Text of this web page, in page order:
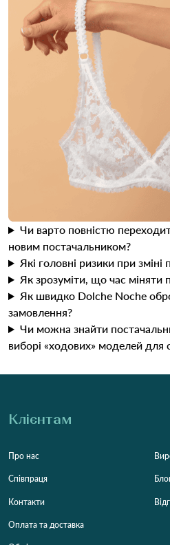
Чи варто повністю
новим постачальником?
Які головні ризики при зміні
Як зрозуміти, що час міняти
Як швидко Dolche Noche
замовлення?
Чи можна знайти
виборі «ходових» моделей для
Клієнтам
Про нас
Співпраця
Контакти
Оплата та доставка